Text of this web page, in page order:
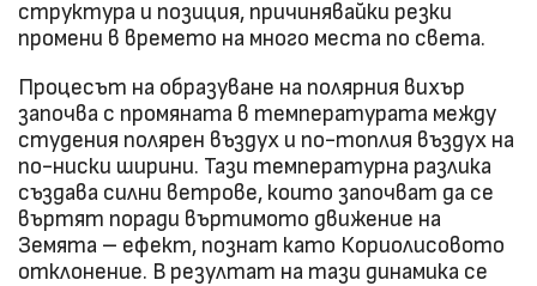
структура и позиция, причинявайки резки
промени в времето на много места по света.
Процесът на образуване на полярния вихър
започва с промяната в температурата между
студения полярен въздух и по-топлия въздух на
по-ниски ширини. Тази температурна разлика
създава силни ветрове, които започват да се
въртят поради въртимото движение на
Земята – ефект, познат като Кориолисовото
отклонение. В резултат на тази динамика се